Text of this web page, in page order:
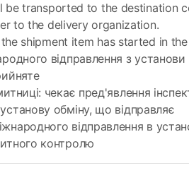
be transported to the destination
to the delivery organization.
shipment item has started in
відправлення з установи
чекає пред'явлення
обміну, що відправляє
відправлення в
контролю